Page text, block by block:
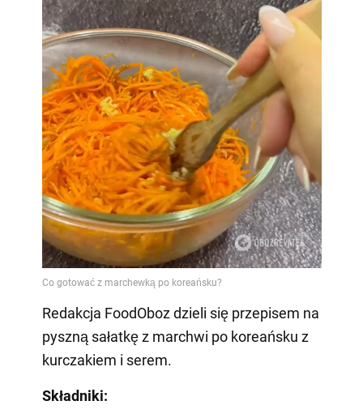
Redakcja FoodOboz dzieli się przepisem na
pyszną sałatkę z marchwi po koreańsku z
kurczakiem i serem.
Składniki: